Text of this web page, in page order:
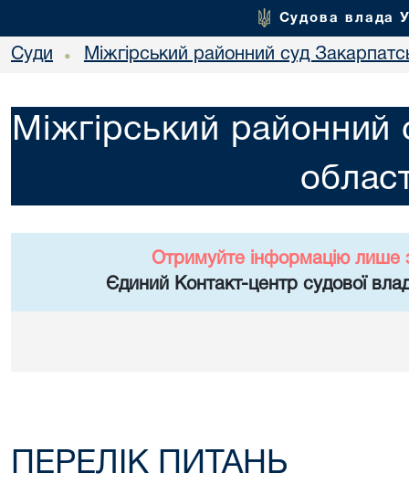
Судова влада
Суди • Міжгірський районний суд
Міжгірський районний
Отримуйте інформацію лише
Єдиний Контакт-центр судової
ПЕРЕЛІК ПИТАНЬ